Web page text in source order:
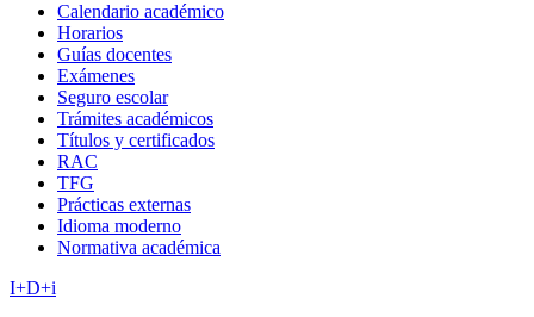
Calendario académico
Horarios
Guías docentes
Exámenes
Seguro escolar
Trámites académicos
Títulos y certificados
RAC
TFG
Prácticas externas
Idioma moderno
Normativa académica
I+D+i